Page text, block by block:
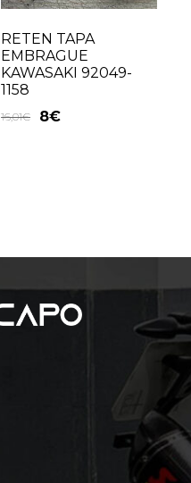
RETEN TAPA
EMBRAGUE
KAWASAKI 92049-
1158
16,01€ 8€